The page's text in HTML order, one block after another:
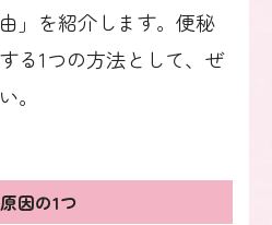
」を紹介します。便秘
る1つの方法として、ぜ
。
因の1つ